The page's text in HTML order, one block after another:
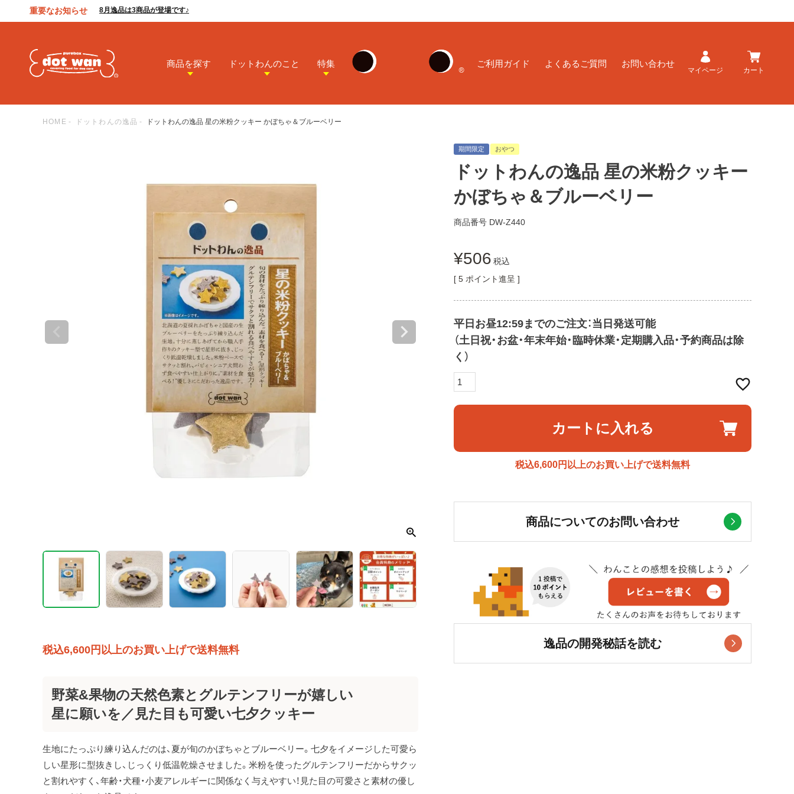
重要なお知らせ 8月逸品は3商品が登場です♪
特集
ドットわんのこと
商品を探す ご利用ガイド よくあるご質問 お問い合わせ
マイページ カート
HOME ドットわんの逸品 ドットわんの逸品 星の米粉クッキー かぼちゃ＆ブルーベリー
税込6,600円以上のお買い上げで送料無料
野菜&果物の天然色素とグルテンフリーが嬉しい
星に願いを／見た目も可愛い七夕クッキー
生地にたっぷり練り込んだのは、夏が旬のかぼちゃとブルーベリー。七夕をイメージした可愛ら
しい星形に型抜きし、じっくり低温乾燥させました。米粉を使ったグルテンフリーだからサクッ
と割れやすく、年齢・犬種・小麦アレルギーに関係なく与えやすい！見た目の可愛さと素材の優し
期間限定 おやつ
ドットわんの逸品 星の米粉クッキー
かぼちゃ＆ブルーベリー
商品番号 DW-Z440
¥506 税込
[ 5 ポイント進呈 ]
平日お昼12:59までのご注文：当日発送可能
（土日祝・お盆・年末年始・臨時休業・定期購入品・予約商品は除
く）
カートに入れる
税込6,600円以上のお買い上げで送料無料
商品についてのお問い合わせ
逸品の開発秘話を読む